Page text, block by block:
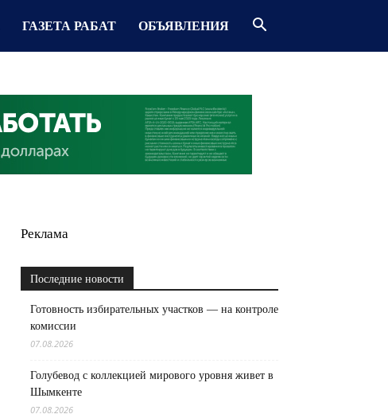
ГАЗЕТА РАБАТ ОБЪЯВЛЕНИЯ
Реклама
Последние новости
Готовность избирательных участков — на контроле
комиссии
07.08.2026
Голубевод с коллекцией мирового уровня живет в
Шымкенте
07.08.2026